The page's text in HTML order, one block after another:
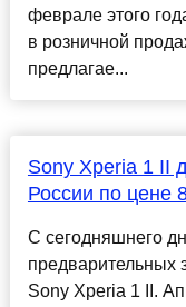
феврале этого
в розничной
предлагае...
Sony Xperia 1 II
России по цене
С сегодняшнего
предварительных
Sony Xperia 1 II.